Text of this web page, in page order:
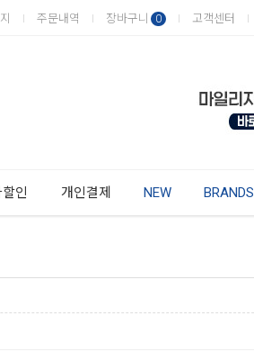
주문내역 장바구니 0 고객센터
인 개인결제 NEW BRANDS